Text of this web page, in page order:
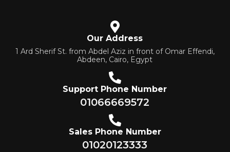
Our Address
1 Ard Sherif St. from Abdel Aziz in front of Omar Effendi,
Abdeen, Cairo, Egypt
Support Phone Number
01066669572
Sales Phone Number
01020123333